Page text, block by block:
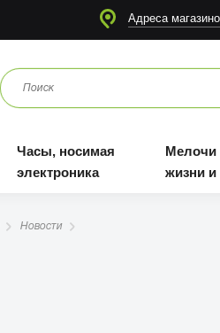
Адреса
Часы, носимая
электроника
Мелочи
жизни
Новости